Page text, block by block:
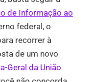
de Informação ao
federal, o
recorrer à
de um novo
Geral da União